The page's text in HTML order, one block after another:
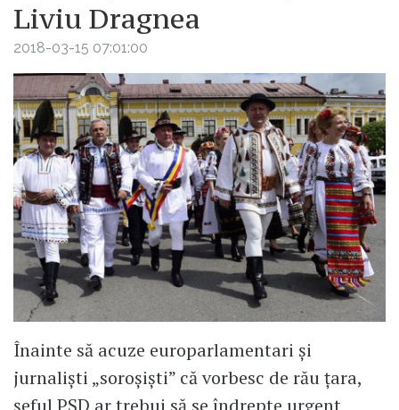
Liviu Dragnea
2018-03-15 07:01:00
Înainte să acuze europarlamentari și
jurnaliști „soroșiști” că vorbesc de rău țara,
șeful PSD ar trebui să se îndrepte urgent